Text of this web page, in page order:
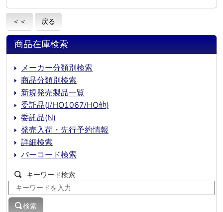
＜＜ 戻る
商品在庫検索
メーカー分類別検索
商品分類別検索
新規発売製品一覧
委託品(J/HO1067/HO他)
委託品(N)
発売入荷・先行予約情報
詳細検索
バーコード検索
キーワード検索
検索